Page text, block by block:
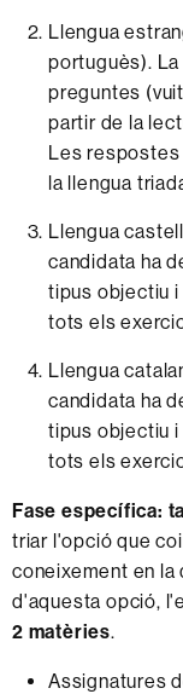
Llengua
portuguès).
preguntes
partir de la
Les respostes
la llengua
Llengua
candidata ha
tipus objectiu i
tots els
Llengua
candidata ha
tipus objectiu i
tots els
Fase específica:
triar l'opció que
coneixement en la
d'aquesta opció,
2 matèries.
Assignatures